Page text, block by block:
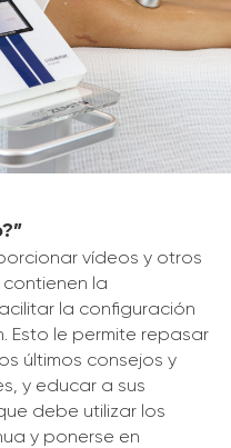
vídeos y otros
la
la configuración
Esto le permite repasar
últimos consejos y
y educar a sus
debe utilizar los
y ponerse en